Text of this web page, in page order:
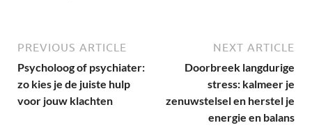
PREVIOUS ARTICLE
Psycholoog of psychiater:
zo kies je de juiste hulp
voor jouw klachten
NEXT ARTICLE
Doorbreek langdurige
stress: kalmeer je
zenuwstelsel en herstel je
energie en balans